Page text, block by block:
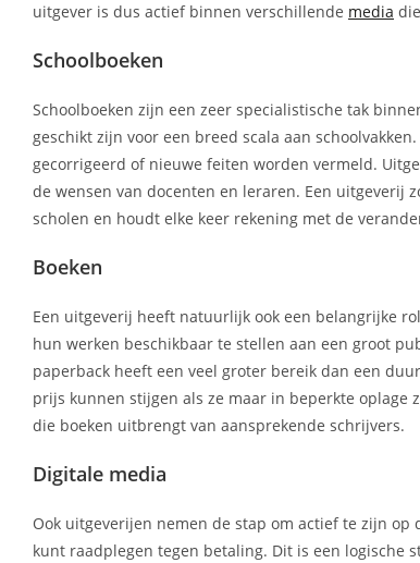
uitgever is dus actief binnen verschillende media
Schoolboeken
Schoolboeken zijn een zeer specialistische tak
geschikt zijn voor een breed scala aan
gecorrigeerd of nieuwe feiten worden vermeld.
de wensen van docenten en leraren. Een uitgeverij
scholen en houdt elke keer rekening met de
Boeken
Een uitgeverij heeft natuurlijk ook een belangrijke
hun werken beschikbaar te stellen aan een groot
paperback heeft een veel groter bereik dan een
prijs kunnen stijgen als ze maar in beperkte oplage
die boeken uitbrengt van aansprekende schrijvers.
Digitale media
Ook uitgeverijen nemen de stap om actief te zijn
kunt raadplegen tegen betaling. Dit is een logische